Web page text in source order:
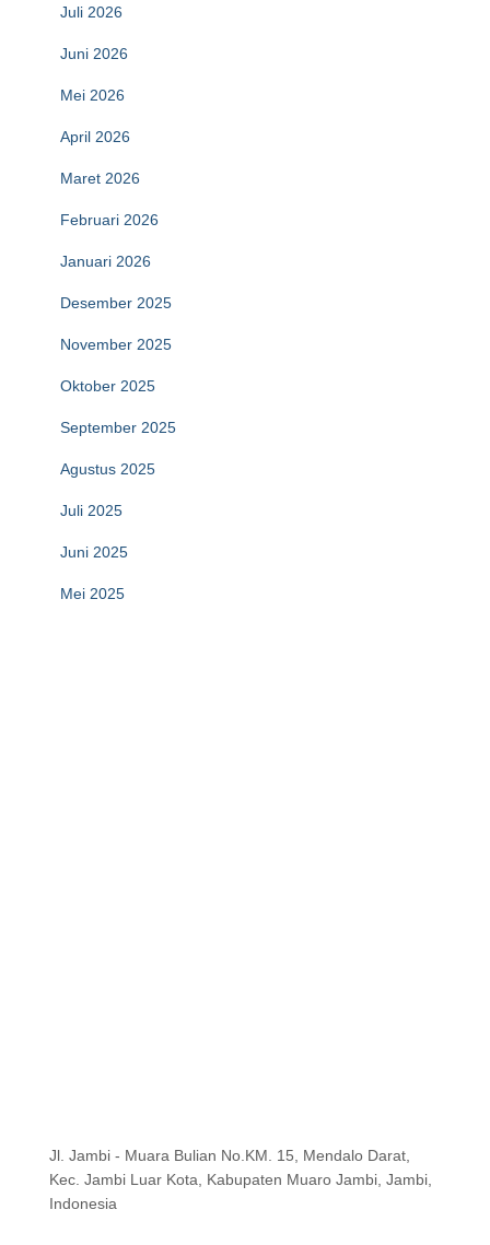
Juli 2026
Juni 2026
Mei 2026
April 2026
Maret 2026
Februari 2026
Januari 2026
Desember 2025
November 2025
Oktober 2025
September 2025
Agustus 2025
Juli 2025
Juni 2025
Mei 2025
Jl. Jambi - Muara Bulian No.KM. 15, Mendalo Darat,
Kec. Jambi Luar Kota, Kabupaten Muaro Jambi, Jambi,
Indonesia